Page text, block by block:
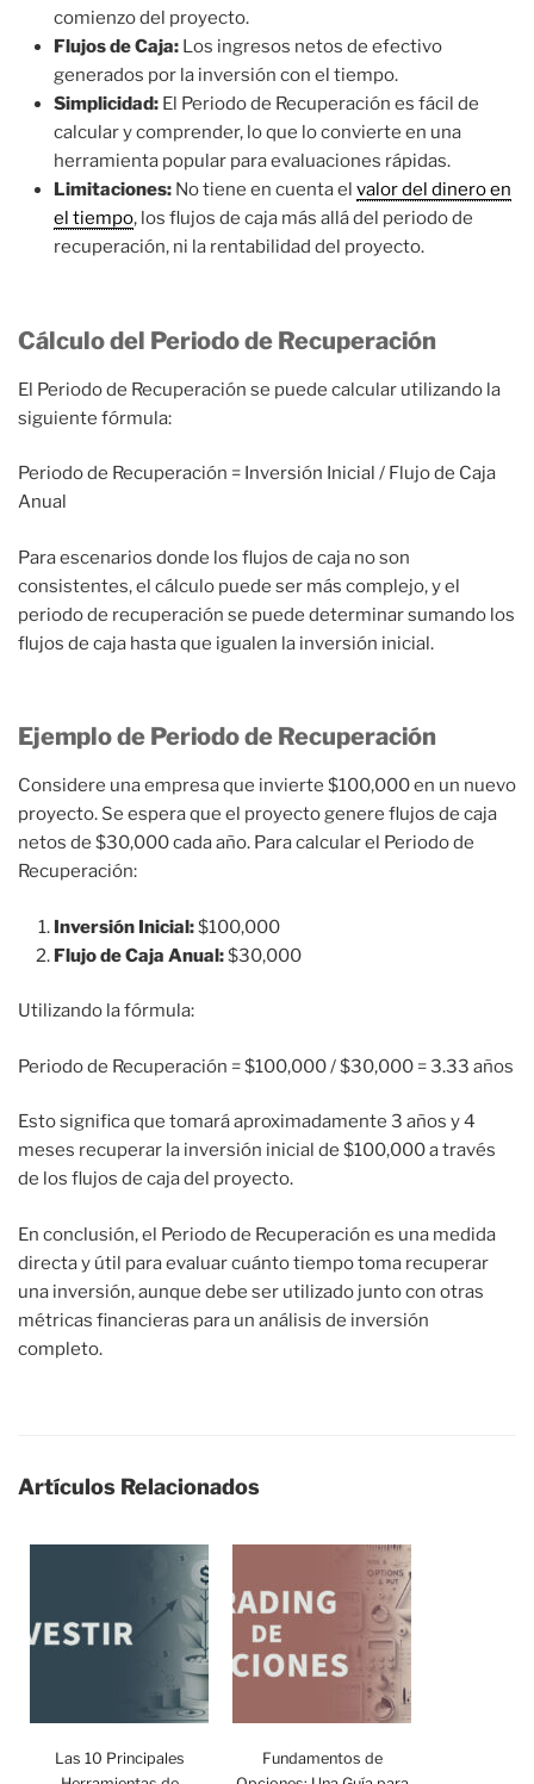
comienzo del proyecto.
Flujos de Caja: Los ingresos netos de efectivo
generados por la inversión con el tiempo.
Simplicidad: El Periodo de Recuperación es fácil de
calcular y comprender, lo que lo convierte en una
herramienta popular para evaluaciones rápidas.
Limitaciones: No tiene en cuenta el valor del dinero en
el tiempo, los flujos de caja más allá del periodo de
recuperación, ni la rentabilidad del proyecto.
Cálculo del Periodo de Recuperación
El Periodo de Recuperación se puede calcular utilizando la
siguiente fórmula:
Periodo de Recuperación = Inversión Inicial / Flujo de Caja
Anual
Para escenarios donde los flujos de caja no son
consistentes, el cálculo puede ser más complejo, y el
periodo de recuperación se puede determinar sumando los
flujos de caja hasta que igualen la inversión inicial.
Ejemplo de Periodo de Recuperación
Considere una empresa que invierte $100,000 en un nuevo
proyecto. Se espera que el proyecto genere flujos de caja
netos de $30,000 cada año. Para calcular el Periodo de
Recuperación:
Inversión Inicial:$100,000
Flujo de Caja Anual:$30,000
Utilizando la fórmula:
Periodo de Recuperación = $100,000 / $30,000 = 3.33 años
Esto significa que tomará aproximadamente 3 años y 4
meses recuperar la inversión inicial de $100,000 a través
de los flujos de caja del proyecto.
En conclusión, el Periodo de Recuperación es una medida
directa y útil para evaluar cuánto tiempo toma recuperar
una inversión, aunque debe ser utilizado junto con otras
métricas financieras para un análisis de inversión
completo.
Artículos Relacionados
Las 10 Principales
Fundamentos de